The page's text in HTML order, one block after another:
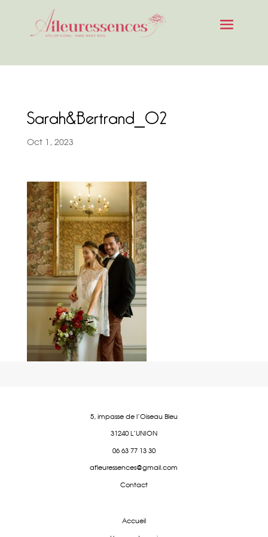
Sarah&Bertrand_02
Oct 1, 2023
5, impasse de l'Oiseau Bleu
31240 L'UNION
06 63 77 13 30
afleuressences@gmail.com
Contact
Accueil